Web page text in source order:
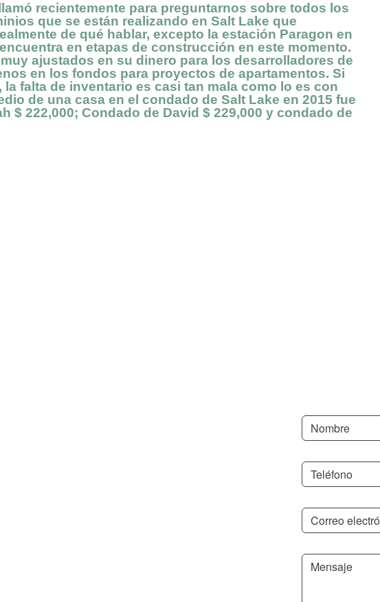
recientemente para preguntarnos sobre todos los
que se están realizando en Salt Lake que
de qué hablar, excepto la estación Paragon en
en etapas de construcción en este momento.
ajustados en su dinero para los desarrolladores de
en los fondos para proyectos de apartamentos. Si
falta de inventario es casi tan mala como lo es con
de una casa en el condado de Salt Lake en 2015 fue
$ 222,000; Condado de David $ 229,000 y condado de
Nombre
Teléfono
Correo
electrónico *
Mensaje